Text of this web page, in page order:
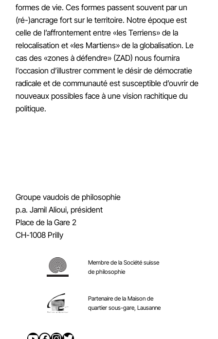
formes de vie. Ces formes passent souvent par un
(ré-)ancrage fort sur le territoire. Notre époque est
celle de l’affrontement entre «les Terriens» de la
relocalisation et «les Martiens» de la globalisation. Le
cas des «zones à défendre» (ZAD) nous fournira
l’occasion d’illustrer comment le désir de démocratie
radicale et de communauté est susceptible d’ouvrir de
nouveaux possibles face à une vision rachitique du
politique.
Groupe vaudois de philosophie
p.a. Jamil Alioui, président
Place de la Gare 2
CH-1008 Prilly
Membre de la Société suisse
de philosophie
Partenaire de la Maison de
quartier sous-gare, Lausanne